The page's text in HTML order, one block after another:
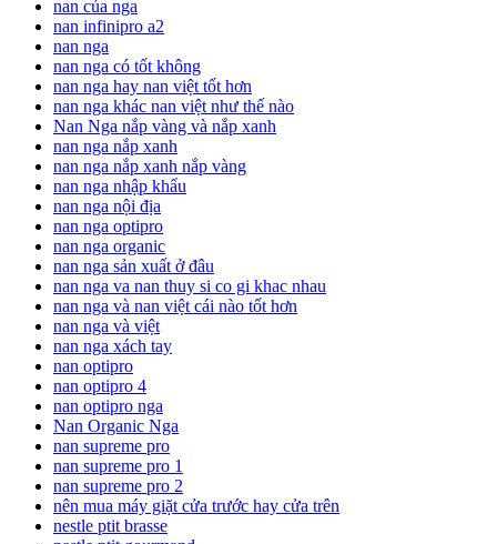
nan của nga
nan infinipro a2
nan nga
nan nga có tốt không
nan nga hay nan việt tốt hơn
nan nga khác nan việt như thế nào
Nan Nga nắp vàng và nắp xanh
nan nga nắp xanh
nan nga nắp xanh nắp vàng
nan nga nhập khẩu
nan nga nội địa
nan nga optipro
nan nga organic
nan nga sản xuất ở đâu
nan nga va nan thuy si co gi khac nhau
nan nga và nan việt cái nào tốt hơn
nan nga và việt
nan nga xách tay
nan optipro
nan optipro 4
nan optipro nga
Nan Organic Nga
nan supreme pro
nan supreme pro 1
nan supreme pro 2
nên mua máy giặt cửa trước hay cửa trên
nestle ptit brasse